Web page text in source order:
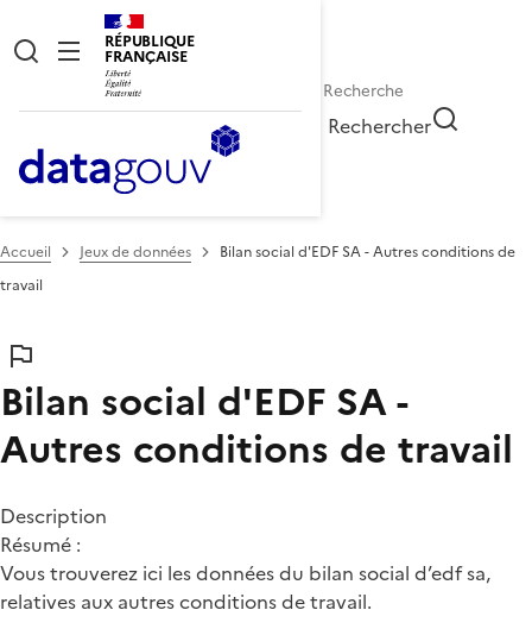
RÉPUBLIQUE
FRANÇAISE
Rechercher
Accueil Jeux de données
Bilan social d'EDF SA - Autres conditions de
travail
Bilan social d'EDF SA -
Autres conditions de travail
Description
Résumé :
Vous trouverez ici les données du bilan social d’edf sa,
relatives aux autres conditions de travail.